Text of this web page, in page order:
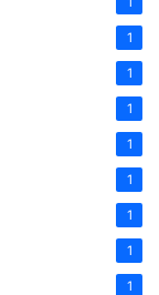
1
1
1
1
1
1
1
1